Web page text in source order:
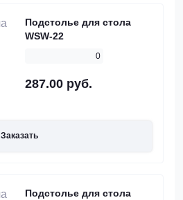
Подстолье для стола
WSW-22
0
287.00 руб.
Заказать
Подстолье для стола